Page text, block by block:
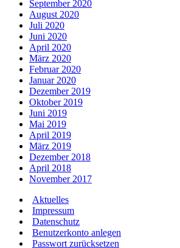
September 2020
August 2020
Juli 2020
Juni 2020
April 2020
März 2020
Februar 2020
Januar 2020
Dezember 2019
Oktober 2019
Juni 2019
Mai 2019
April 2019
März 2019
Dezember 2018
April 2018
November 2017
Aktuelles
Impressum
Datenschutz
Benutzerkonto anlegen
Passwort zurücksetzen